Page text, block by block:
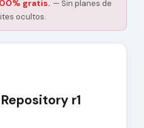
gratis. — Sin planes de
ocultos.
Repository r1